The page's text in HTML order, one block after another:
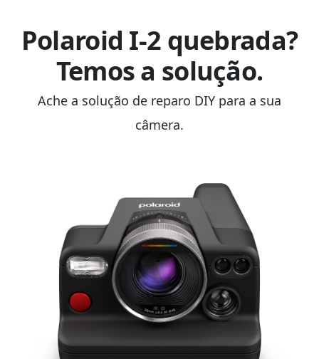
Polaroid I-2 quebrada?
Temos a solução.
Ache a solução de reparo DIY para a sua
câmera.